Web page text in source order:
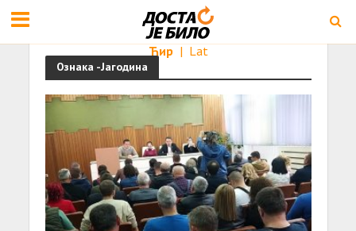
Ћир | Lat
Ознака -Јагодина